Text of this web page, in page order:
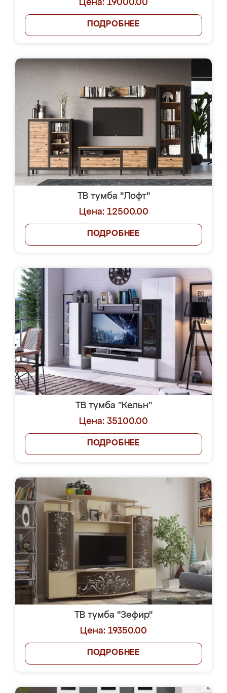
Цена: 19000.00
ПОДРОБНЕЕ
ТВ тумба "Лофт"
Цена: 12500.00
ПОДРОБНЕЕ
ТВ тумба "Кельн"
Цена: 35100.00
ПОДРОБНЕЕ
ТВ тумба "Зефир"
Цена: 19350.00
ПОДРОБНЕЕ